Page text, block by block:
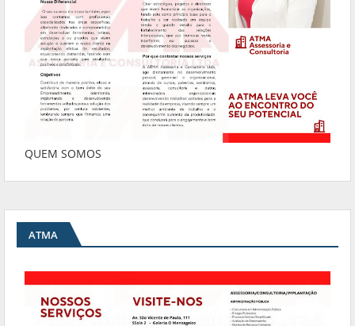
QUEM SOMOS
ATMA